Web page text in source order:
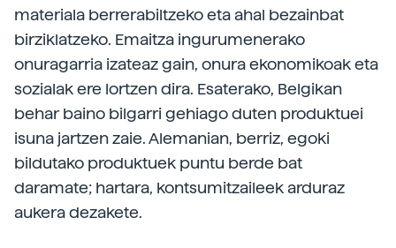
materiala berrerabiltzeko eta ahal bezainbat
birziklatzeko. Emaitza ingurumenerako
onuragarria izateaz gain, onura ekonomikoak eta
sozialak ere lortzen dira. Esaterako, Belgikan
behar baino bilgarri gehiago duten produktuei
isuna jartzen zaie. Alemanian, berriz, egoki
bildutako produktuek puntu berde bat
daramate; hartara, kontsumitzaileek arduraz
aukera dezakete.